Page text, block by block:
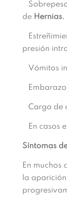
de Hernias.
presión
Vómitos
Carga de
En casos
Síntomas
En muchos
la